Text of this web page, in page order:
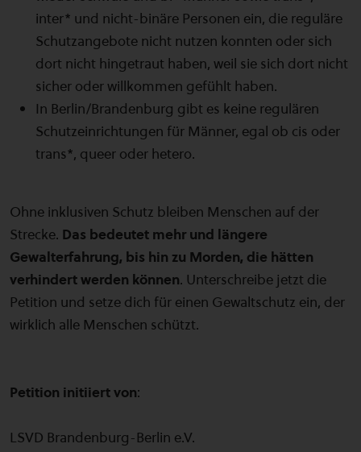
inter* und nicht-binäre Personen ein, die reguläre
Schutzangebote nicht nutzen konnten oder sich
dort nicht hingetraut haben, weil sie sich dort nicht
sicher oder willkommen gefühlt haben.
In Berlin/Brandenburg gibt es keine regulären
Schutzeinrichtungen für Männer, egal ob cis oder
trans*, queer oder hetero.
Ohne inklusiven Schutz bleiben Menschen auf der
Strecke. Das bedeutet mehr und längere
Gewalterfahrung, bis hin zu Morden, die hätten
verhindert werden können. Unterschreibe jetzt die
Petition und setze dich für einen Gewaltschutz ein, der
wirklich alle Menschen schützt.
Petition initiiert von:
LSVD Brandenburg-Berlin e.V.